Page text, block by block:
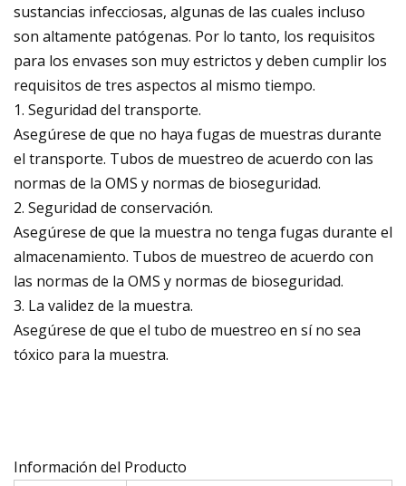
sustancias infecciosas, algunas de las cuales incluso
son altamente patógenas. Por lo tanto, los requisitos
para los envases son muy estrictos y deben cumplir los
requisitos de tres aspectos al mismo tiempo.
1. Seguridad del transporte.
Asegúrese de que no haya fugas de muestras durante
el transporte. Tubos de muestreo de acuerdo con las
normas de la OMS y normas de bioseguridad.
2. Seguridad de conservación.
Asegúrese de que la muestra no tenga fugas durante el
almacenamiento. Tubos de muestreo de acuerdo con
las normas de la OMS y normas de bioseguridad.
3. La validez de la muestra.
Asegúrese de que el tubo de muestreo en sí no sea
tóxico para la muestra.
Información del Producto